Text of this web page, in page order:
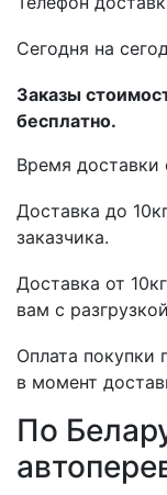
Cегодня на
Заказы
бесплатно.
Время доставки
Доставка до
заказчика.
Доставка от
вам с
Оплата покупки
в момент
По